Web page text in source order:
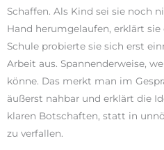
Schaffen. Als Kind sei sie noch
Hand herumgelaufen, erklärt
Schule probierte sie sich erst
Arbeit aus. Spannenderweise,
könne. Das merkt man im
äußerst nahbar und erklärt die
klaren Botschaften, statt in
zu verfallen.